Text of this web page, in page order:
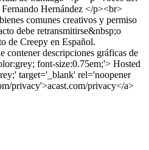
Hernández </p><br>
comunes creativos y permiso
debe retransmitirse&nbsp;o
de Creepy en Español.
contener descripciones gráficas de
font-size:0.75em;'> Hosted
target='_blank' rel='noopener
privacy'>acast.com/privacy</a>